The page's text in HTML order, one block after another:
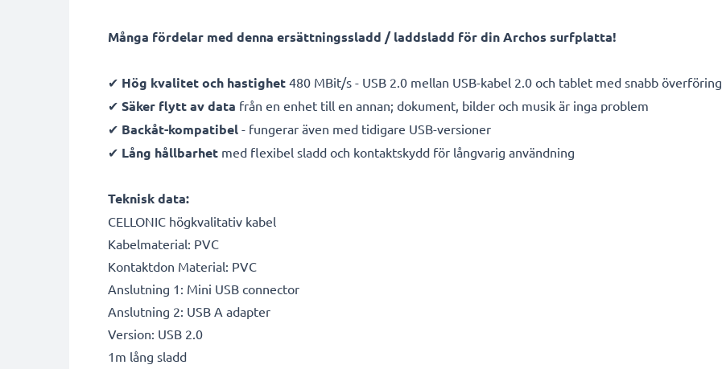
Många fördelar med denna ersättningssladd / laddsladd för din Archos surfplatta!
✔ Hög kvalitet och hastighet 480 MBit/s - USB 2.0 mellan USB-kabel 2.0 och tablet med snabb överföring
✔ Säker flytt av data från en enhet till en annan; dokument, bilder och musik är inga problem
✔ Backåt-kompatibel - fungerar även med tidigare USB-versioner
✔ Lång hållbarhet med flexibel sladd och kontaktskydd för långvarig användning
Teknisk data:
CELLONIC högkvalitativ kabel
Kabelmaterial: PVC
Kontaktdon Material: PVC
Anslutning 1: Mini USB connector
Anslutning 2: USB A adapter
Version: USB 2.0
1m lång sladd